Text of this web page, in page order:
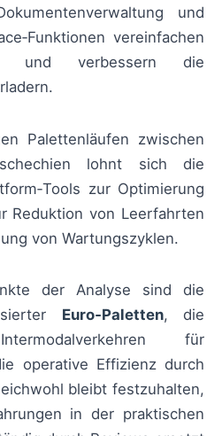
und
vereinfachen
und verbessern die
Palettenläufen zwischen
lohnt sich die
zur Optimierung
Reduktion von Leerfahrten
von Wartungszyklen.
der Analyse sind die
Euro‑Paletten, die
für
operative Effizienz durch
bleibt festzuhalten,
in der praktischen